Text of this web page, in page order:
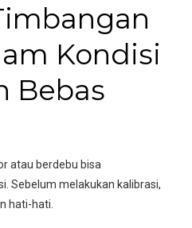
Kondisi
Bebas
atau berdebu bisa
Sebelum melakukan kalibrasi,
hati-hati.